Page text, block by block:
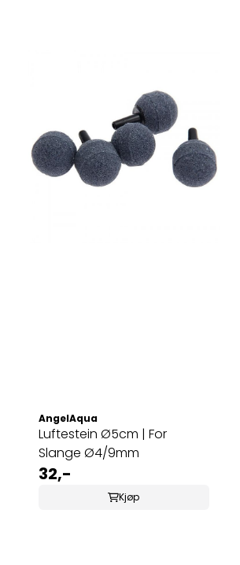
AngelAqua
Luftestein Ø5cm | For
Slange Ø4/9mm
32,-
Kjøp